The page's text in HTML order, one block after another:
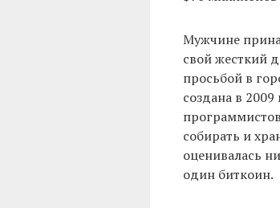
Мужчине
свой жесткий
просьбой в
создана в
собирать и
оценивалась
один биткоин.